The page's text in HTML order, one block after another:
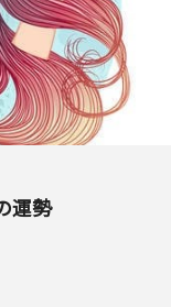
運勢